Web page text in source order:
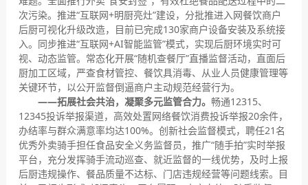
次污染。推进“互联网+明厨亮灶”建设，分批推进入网餐饮商户
后厨可视化升级改造，目前已完成130家商户设备安装及系统接
入。同步推进“互联网+AI智能监管”模式，实现后厨环境实时可
视、动态监管。常态化开展“随机查餐厅”直播监督活动，直面后
厨加工区域，严查食材管控、餐饮具消毒、从业人员健康管理等
关键环节，以公开监督倒逼商户主动规范经营行为。
——拓展社会共治，凝聚多元监管合力。 畅通12315、
12345投诉举报渠道，高效处置网络餐饮消费投诉举报20余件，
办结率与群众满意率均达100%。创新社会监督模式，聘任21名
优秀外卖骑手担任食品安全义务监督员，推广“随手拍”实时举报
平台，充分发挥骑手流动巡查、就近监督的一线优势，及时上报
后厨违规操作、餐品质量不达标、门店违规经营等问题线索。目